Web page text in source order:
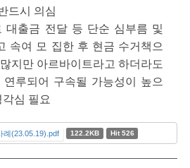
드시 의심
대출금 전달 등 단순 심부름 및
속여 모 집한 후 현금 수거책으
지만 아르바이트라고 하더라도
연루되어 구속될 가능성이 높으
심 필요
례(23.05.19).pdf 122.2KB Hit 526